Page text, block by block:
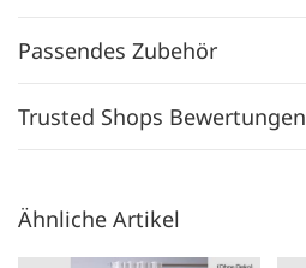
Passendes Zubehör
Trusted Shops Bewertungen
Ähnliche Artikel